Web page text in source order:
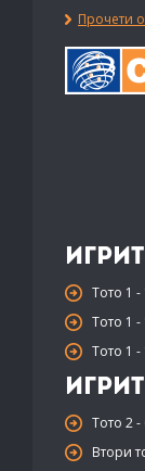
Прочети
Тото 1
Тото 1 -
Тото 1 -
Тото 2 -
Втори